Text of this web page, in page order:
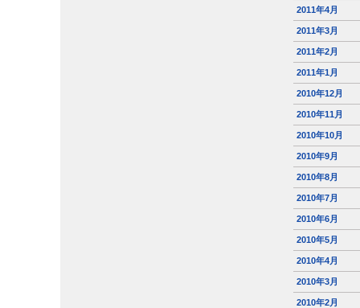
2011年4月
2011年3月
2011年2月
2011年1月
2010年12月
2010年11月
2010年10月
2010年9月
2010年8月
2010年7月
2010年6月
2010年5月
2010年4月
2010年3月
2010年2月